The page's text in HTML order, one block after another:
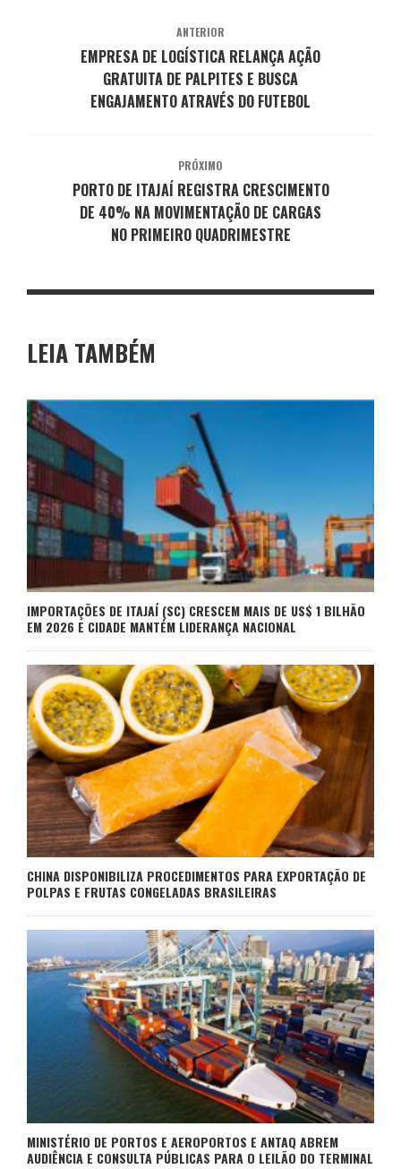
ANTERIOR
EMPRESA DE LOGÍSTICA RELANÇA AÇÃO
GRATUITA DE PALPITES E BUSCA
ENGAJAMENTO ATRAVÉS DO FUTEBOL
PRÓXIMO
PORTO DE ITAJAÍ REGISTRA CRESCIMENTO
DE 40% NA MOVIMENTAÇÃO DE CARGAS
NO PRIMEIRO QUADRIMESTRE
LEIA TAMBÉM
IMPORTAÇÕES DE ITAJAÍ (SC) CRESCEM MAIS DE US$ 1 BILHÃO
EM 2026 E CIDADE MANTÉM LIDERANÇA NACIONAL
CHINA DISPONIBILIZA PROCEDIMENTOS PARA EXPORTAÇÃO DE
POLPAS E FRUTAS CONGELADAS BRASILEIRAS
MINISTÉRIO DE PORTOS E AEROPORTOS E ANTAQ ABREM
AUDIÊNCIA E CONSULTA PÚBLICAS PARA O LEILÃO DO TERMINAL